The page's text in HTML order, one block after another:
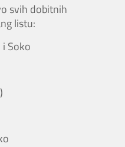
svih dobitnih
listu:
Soko